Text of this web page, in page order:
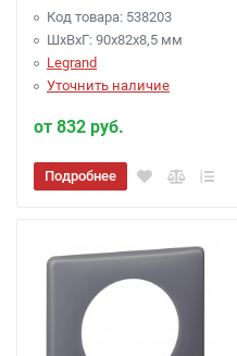
Код товара: 538203
ШхВхГ: 90x82x8,5 мм
Legrand
Уточнить наличие
от 832 руб.
Подробнее